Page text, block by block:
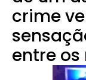
crime
entre